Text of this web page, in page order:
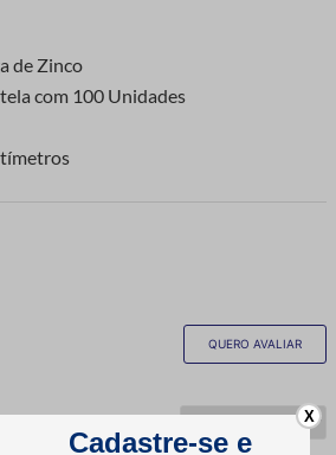
de Zinco
com 100 Unidades
QUERO AVALIAR
X